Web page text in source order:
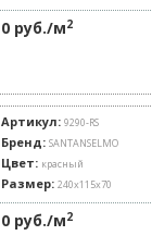
0 руб./м2
Артикул: 9290-RS
Бренд: SANTANSELMO
Цвет: красный
Размер: 240x115x70
0 руб./м2